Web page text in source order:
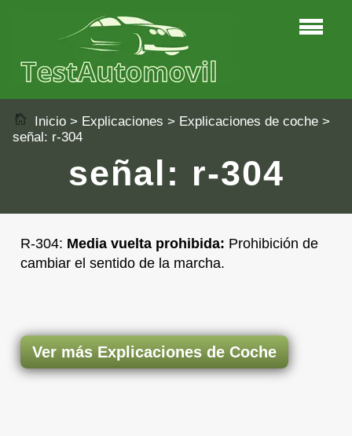
Inicio > Explicaciones > Explicaciones de coche >
señal: r-304
señal: r-304
R-304: Media vuelta prohibida: Prohibición de
cambiar el sentido de la marcha.
Ver más Explicaciones de Coche